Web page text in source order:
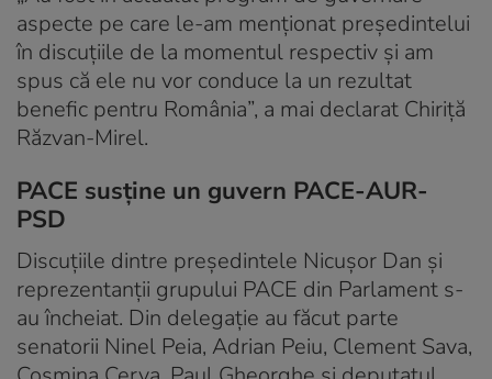
aspecte pe care le-am menţionat preşedintelui
în discuţiile de la momentul respectiv şi am
spus că ele nu vor conduce la un rezultat
benefic pentru România”, a mai declarat Chiriţă
Răzvan-Mirel.
PACE susţine un guvern PACE-AUR-
PSD
Discuțiile dintre președintele Nicușor Dan și
reprezentanții grupului PACE din Parlament s-
au încheiat. Din delegaţie au făcut parte
senatorii Ninel Peia, Adrian Peiu, Clement Sava,